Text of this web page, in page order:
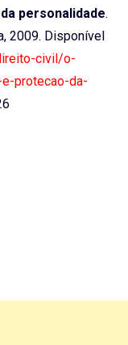
personalidade.
2009. Disponível
civil/o-
protecao-da-